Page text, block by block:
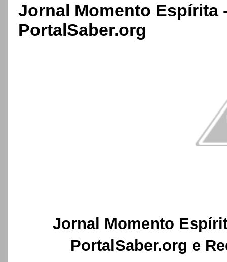
Jornal Momento Espírita
PortalSaber.org
Jornal Momento
PortalSaber.org e